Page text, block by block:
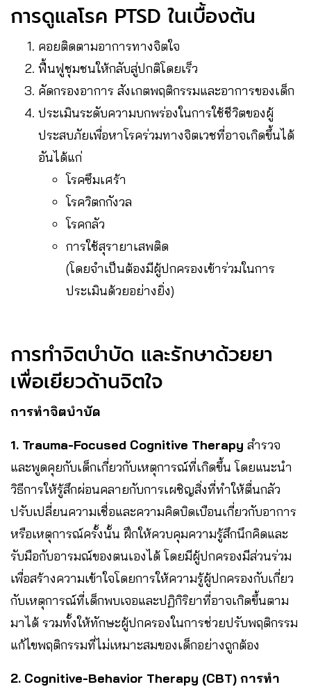
การดูแลโรค PTSD ในเบื้องต้น
คอยติดตามอาการทางจิตใจ
ฟื้นฟูชุมชนให้กลับสู่ปกติโดยเร็ว
คัดกรองอาการ สังเกตพฤติกรรมและอาการของเด็ก
ประเมินระดับความบกพร่องในการใช้ชีวิตของผู้
ประสบภัยเพื่อหาโรคร่วมทางจิตเวชที่อาจเกิดขึ้นได้
อันได้แก่
โรคซึมเศร้า
โรควิตกกังวล
โรคกลัว
การใช้สุรายาเสพติด
(โดยจำเป็นต้องมีผู้ปกครองเข้าร่วมในการ
ประเมินด้วยอย่างยิ่ง)
การทำจิตบำบัด และรักษาด้วยยา
เพื่อเยียวด้านจิตใจ
การทำจิตบำบัด
1. Trauma-Focused Cognitive Therapy สำรวจ
และพูดคุยกับเด็กเกี่ยวกับเหตุการณ์ที่เกิดขึ้น โดยแนะนำ
วิธีการให้รู้สึกผ่อนคลายกับการเผชิญสิ่งที่ทำให้ตื่นกลัว
ปรับเปลี่ยนความเชื่อและความคิดบิดเบือนเกี่ยวกับอาการ
หรือเหตุการณ์ครั้งนั้น ฝึกให้ควบคุมความรู้สึกนึกคิดและ
รับมือกับอารมณ์ของตนเองได้ โดยมีผู้ปกครองมีส่วนร่วม
เพื่อสร้างความเข้าใจโดยการให้ความรู้ผู้ปกครองกับเกี่ยว
กับเหตุการณ์ที่เด็กพบเจอและปฏิกิริยาที่อาจเกิดขึ้นตาม
มาได้ รวมทั้งให้ทักษะผู้ปกครองในการช่วยปรับพฤติกรรม
แก้ไขพฤติกรรมที่ไม่เหมาะสมของเด็กอย่างถูกต้อง
2. Cognitive-Behavior Therapy (CBT) การทำ